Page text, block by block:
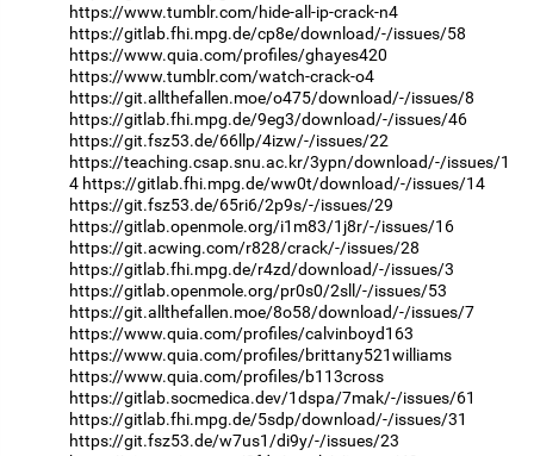
https://www.tumblr.com/hide-all-ip-crack-n4
https://gitlab.fhi.mpg.de/cp8e/download/-/issues/58
https://www.quia.com/profiles/ghayes420
https://www.tumblr.com/watch-crack-o4
https://git.allthefallen.moe/o475/download/-/issues/8
https://gitlab.fhi.mpg.de/9eg3/download/-/issues/46
https://git.fsz53.de/66llp/4izw/-/issues/22
https://teaching.csap.snu.ac.kr/3ypn/download/-/issues/1
4 https://gitlab.fhi.mpg.de/ww0t/download/-/issues/14
https://git.fsz53.de/65ri6/2p9s/-/issues/29
https://gitlab.openmole.org/i1m83/1j8r/-/issues/16
https://git.acwing.com/r828/crack/-/issues/28
https://gitlab.fhi.mpg.de/r4zd/download/-/issues/3
https://gitlab.openmole.org/pr0s0/2sll/-/issues/53
https://git.allthefallen.moe/8o58/download/-/issues/7
https://www.quia.com/profiles/calvinboyd163
https://www.quia.com/profiles/brittany521williams
https://www.quia.com/profiles/b113cross
https://gitlab.socmedica.dev/1dspa/7mak/-/issues/61
https://gitlab.fhi.mpg.de/5sdp/download/-/issues/31
https://git.fsz53.de/w7us1/di9y/-/issues/23